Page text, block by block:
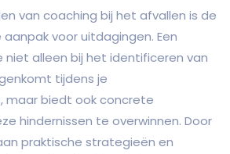
van coaching bij het afvallen is de
voor uitdagingen. Een
alleen bij het identificeren van
tijdens je
maar biedt ook concrete
hindernissen te overwinnen. Door
praktische strategieën en